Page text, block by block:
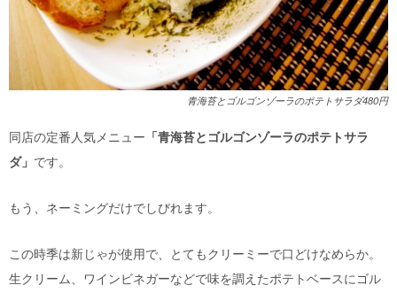
青海苔とゴルゴンゾーラのポテトサラダ480円
同店の定番人気メニュー 「青海苔とゴルゴンゾーラのポテトサラ
ダ」 です。
もう、ネーミングだけでしびれます。
この時季は新じゃが使用で、とてもクリーミーで口どけなめらか。
生クリーム、ワインビネガーなどで味を調えたポテトベースにゴル